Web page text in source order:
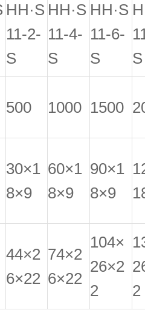
HH·S
11-2-
S
HH·S
11-4-
S
HH·S
11-6-
S
S
500 1000 1500
30×1
8×9
60×1
8×9
90×1
8×9
44×2
6×22
74×2
6×22
104×
26×2
2
2